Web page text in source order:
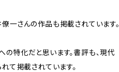
一さんの作品も掲載されています。
特化だと思います。書評も、現代
れて掲載されています。